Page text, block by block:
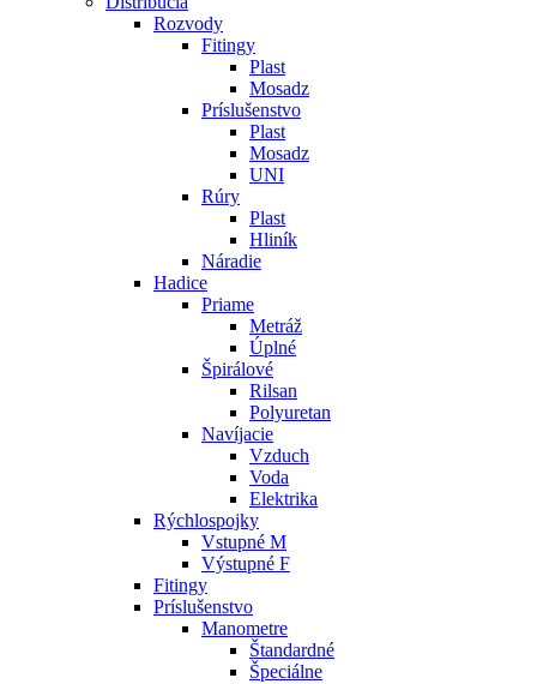
Rozvody
Fitingy
Plast
Mosadz
Príslušenstvo
Plast
Mosadz
UNI
Rúry
Plast
Hliník
Náradie
Hadice
Priame
Metráž
Úplné
Špirálové
Rilsan
Polyuretan
Navíjacie
Vzduch
Voda
Elektrika
Rýchlospojky
Vstupné M
Výstupné F
Fitingy
Príslušenstvo
Manometre
Štandardné
Špeciálne